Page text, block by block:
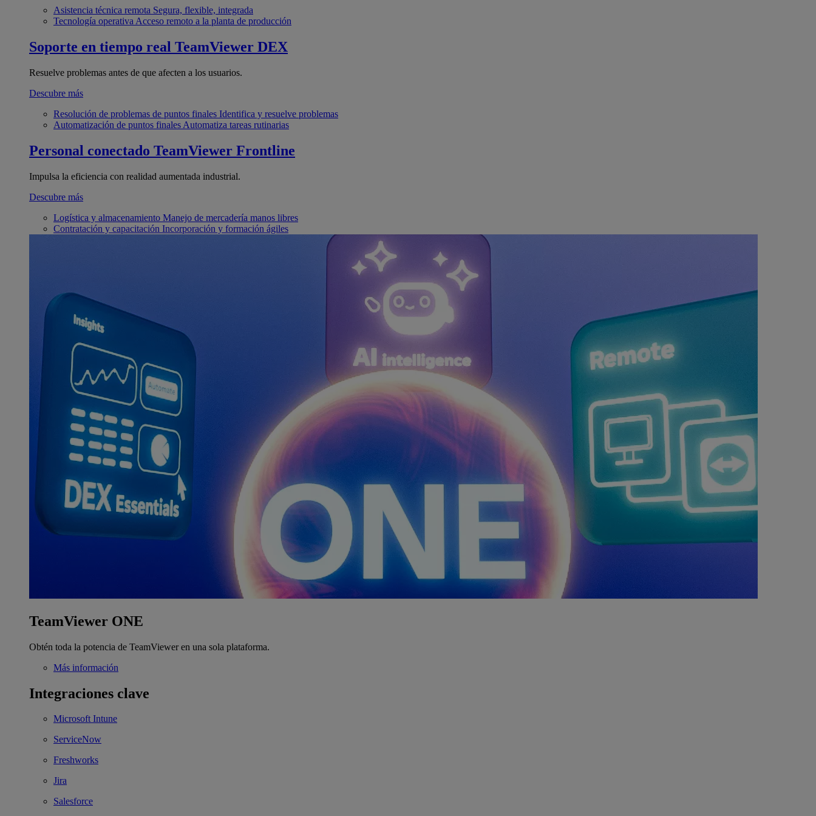
Asistencia técnica remota Segura, flexible, integrada
Tecnología operativa Acceso remoto a la planta de producción
Soporte en tiempo real TeamViewer DEX
Resuelve problemas antes de que afecten a los usuarios.
Descubre más
Resolución de problemas de puntos finales Identifica y resuelve problemas
Automatización de puntos finales Automatiza tareas rutinarias
Personal conectado TeamViewer Frontline
Impulsa la eficiencia con realidad aumentada industrial.
Descubre más
Logística y almacenamiento Manejo de mercadería manos libres
Contratación y capacitación Incorporación y formación ágiles
TeamViewer ONE
Obtén toda la potencia de TeamViewer en una sola plataforma.
Más información
Integraciones clave
Microsoft Intune
ServiceNow
Freshworks
Jira
Salesforce